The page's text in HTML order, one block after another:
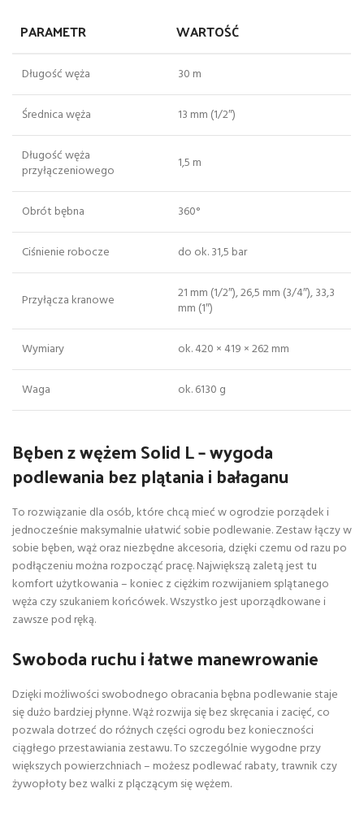
PARAMETR WARTOŚĆ
Długość węża 30 m
Średnica węża 13 mm (1/2″)
Długość węża
przyłączeniowego
1,5 m
Obrót bębna 360°
Ciśnienie robocze do ok. 31,5 bar
Przyłącza kranowe
21 mm (1/2″), 26,5 mm (3/4″), 33,3
mm (1″)
Wymiary ok. 420 × 419 × 262 mm
Waga ok. 6130 g
Bęben z wężem Solid L – wygoda
podlewania bez plątania i bałaganu
To rozwiązanie dla osób, które chcą mieć w ogrodzie porządek i
jednocześnie maksymalnie ułatwić sobie podlewanie. Zestaw łączy w
sobie bęben, wąż oraz niezbędne akcesoria, dzięki czemu od razu po
podłączeniu można rozpocząć pracę. Największą zaletą jest tu
komfort użytkowania – koniec z ciężkim rozwijaniem splątanego
węża czy szukaniem końcówek. Wszystko jest uporządkowane i
zawsze pod ręką.
Swoboda ruchu i łatwe manewrowanie
Dzięki możliwości swobodnego obracania bębna podlewanie staje
się dużo bardziej płynne. Wąż rozwija się bez skręcania i zacięć, co
pozwala dotrzeć do różnych części ogrodu bez konieczności
ciągłego przestawiania zestawu. To szczególnie wygodne przy
większych powierzchniach – możesz podlewać rabaty, trawnik czy
żywopłoty bez walki z plączącym się wężem.